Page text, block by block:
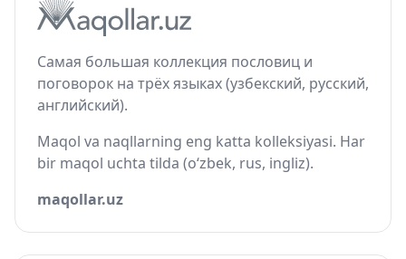
Самая большая коллекция пословиц и
поговорок на трёх языках (узбекский, русский,
английский).
Maqol va naqllarning eng katta kolleksiyasi. Har
bir maqol uchta tilda (o‘zbek, rus, ingliz).
maqollar.uz